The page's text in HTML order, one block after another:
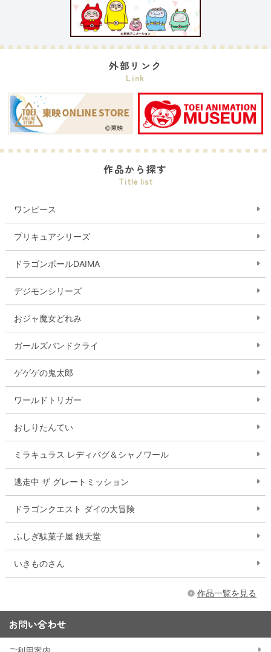
外部リンク
Link
作品から探す
Title list
ワンピース
プリキュアシリーズ
ドラゴンボールDAIMA
デジモンシリーズ
おジャ魔女どれみ
ガールズバンドクライ
ゲゲゲの鬼太郎
ワールドトリガー
おしりたんてい
ミラキュラス レディバグ＆シャノワール
逃走中 ザ グレートミッション
ドラゴンクエスト ダイの大冒険
ふしぎ駄菓子屋 銭天堂
いきものさん
作品一覧を見る
お問い合わせ